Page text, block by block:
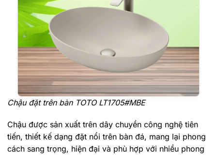
Chậu đặt trên bàn TOTO LT1705#MBE
Chậu được sản xuất trên dây chuyền công nghệ tiên
tiến, thiết kế dạng đặt nổi trên bàn đá, mang lại phong
cách sang trọng, hiện đại và phù hợp với nhiều phong